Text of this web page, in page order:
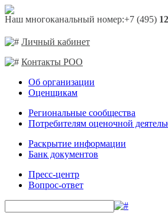
Наш многоканальный номер:+7 (495)
Личный кабинет
Контакты РОО
Об организации
Оценщикам
Региональные сообщества
Потребителям оценочной
Раскрытие информации
Банк документов
Пресс-центр
Вопрос-ответ